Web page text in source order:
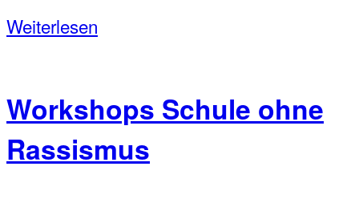
Weiterlesen
Workshops Schule ohne
Rassismus